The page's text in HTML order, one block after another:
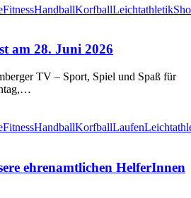
FitnessHandballKorfballLeichtathletik
am 28. Juni 2026
TV – Sport, Spiel und Spaß für
FitnessHandballKorfballLaufen
ehrenamtlichen HelferInnen